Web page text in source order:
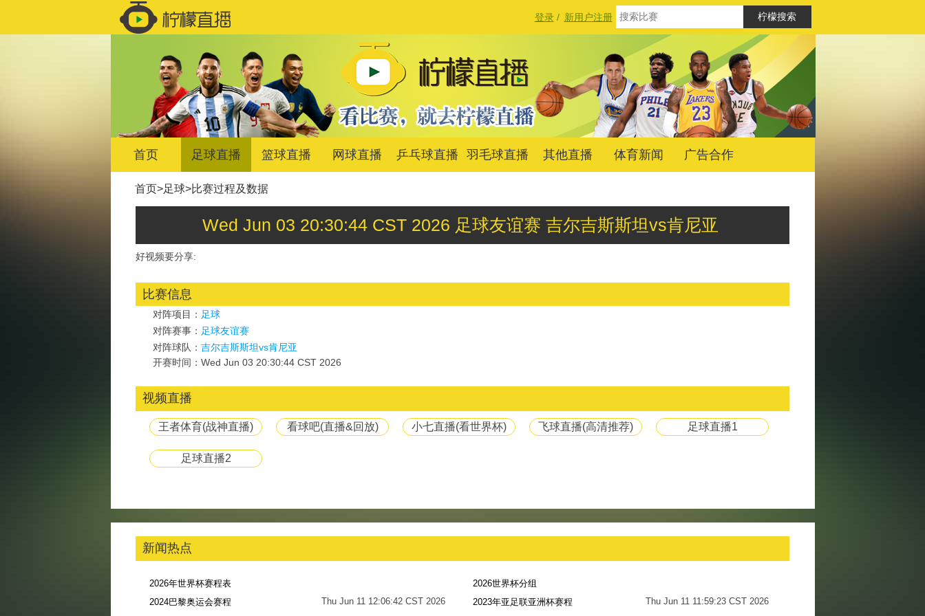
登录/ 新用户注册
首页 足球直播 篮球直播 网球直播 乒乓球直播 羽毛球直播 其他直播 体育新闻 广告合作
首页>足球>比赛过程及数据
Wed Jun 03 20:30:44 CST 2026 足球友谊赛 吉尔吉斯斯坦vs肯尼亚
好视频要分享:
比赛信息
对阵项目： 足球
对阵赛事： 足球友谊赛
对阵球队： 吉尔吉斯斯坦vs肯尼亚
开赛时间：Wed Jun 03 20:30:44 CST 2026
视频直播
王者体育(战神直播) 看球吧(直播&回放) 小七直播(看世界杯) 飞球直播(高清推荐) 足球直播1
足球直播2
新闻热点
2026年世界杯赛程表
Thu Jun 11 12:06:42 CST 2026
2026世界杯分组
Thu Jun 11 11:59:23 CST 2026
2024巴黎奥运会赛程
2023年亚足联亚洲杯赛程